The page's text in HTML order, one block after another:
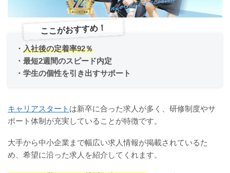
ここがおすすめ！
・ 入社後の定着率92％
・最短2週間のスピード内定
・学生の個性を引き出すサポート
キャリアスタート は新卒に合った求人が多く、研修制度やサ
ポート体制が充実していることが特徴です。
大手から中小企業まで幅広い求人情報が掲載されているた
め、希望に沿った求人を紹介してくれます。